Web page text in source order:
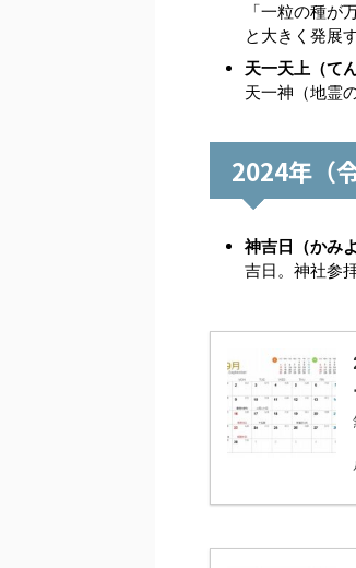
「一粒の種
と大きく発展
天一天上（て
天一神（地霊
2024年（
神吉日（かみ
吉日。神社参